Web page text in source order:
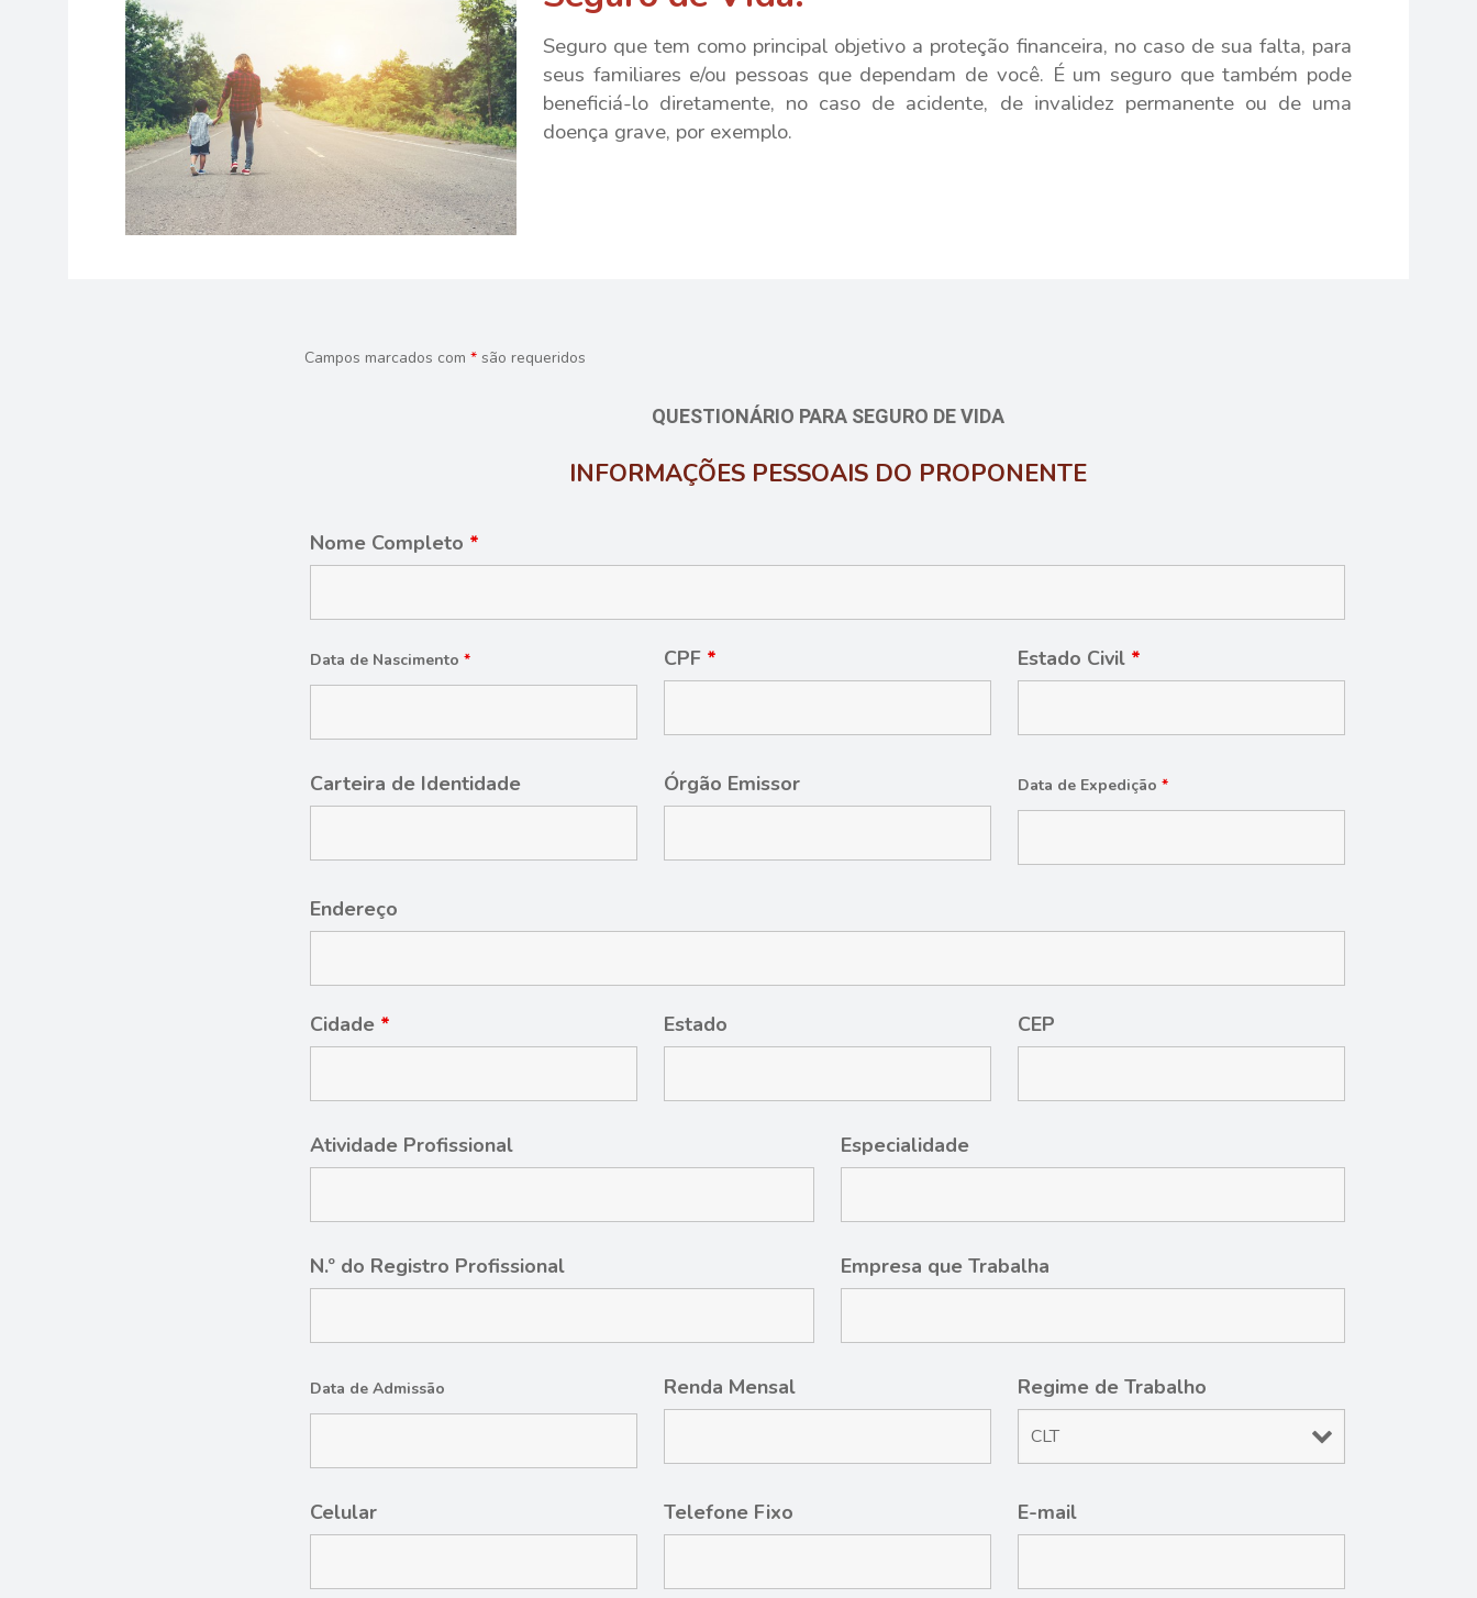
Seguro que tem como principal objetivo a proteção financeira, no caso de sua falta, para
seus familiares e/ou pessoas que dependam de você. É um seguro que também pode
beneficiá-lo diretamente, no caso de acidente, de invalidez permanente ou de uma
doença grave, por exemplo.
Campos marcados com* são requeridos
QUESTIONÁRIO PARA SEGURO DE VIDA
INFORMAÇÕES PESSOAIS DO PROPONENTE
Nome Completo *
Data de Nascimento* CPF * Estado Civil *
Carteira de Identidade Órgão Emissor Data de Expedição*
Endereço
Cidade * Estado CEP
Atividade Profissional Especialidade
N.º do Registro Profissional Empresa que Trabalha
Data de Admissão Renda Mensal Regime de Trabalho
Celular Telefone Fixo E-mail